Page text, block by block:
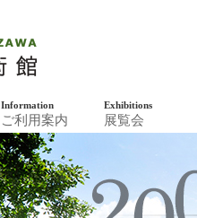
Exhibitions
展覧会
Information
ご利用案内